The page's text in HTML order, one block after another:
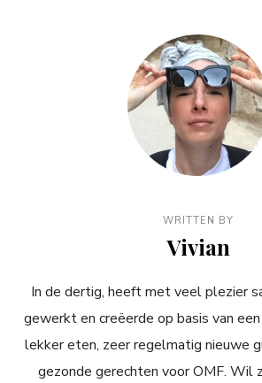
WRITTEN BY
Vivian
In de dertig, heeft met veel plezier
gewerkt en creëerde op basis van
lekker eten, zeer regelmatig nieuwe
gezonde gerechten voor OMF. Wil